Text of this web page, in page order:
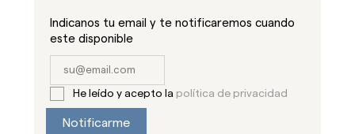
Indicanos tu email y te notificaremos cuando
este disponible
He leído y acepto la política de privacidad
Notificarme